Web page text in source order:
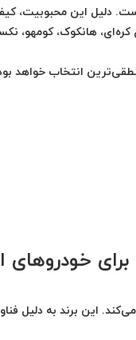
دلیل این محبوبیت،
هانکوک، کومهو،
انتخاب خواهد
خودروهای
تولیدکنندگان تایر جهان است و از سال 1941